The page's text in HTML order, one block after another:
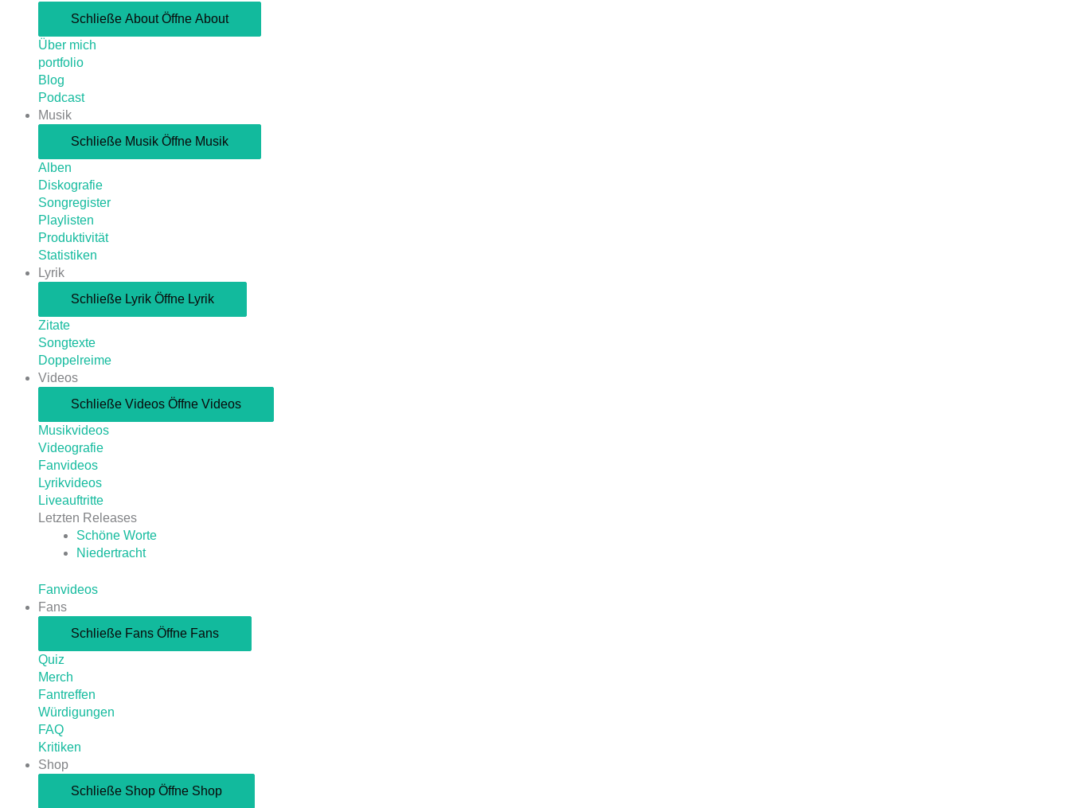
Schließe About Öffne About
Über mich
portfolio
Blog
Podcast
Musik
Schließe Musik Öffne Musik
Alben
Diskografie
Songregister
Playlisten
Produktivität
Statistiken
Lyrik
Schließe Lyrik Öffne Lyrik
Zitate
Songtexte
Doppelreime
Videos
Schließe Videos Öffne Videos
Musikvideos
Videografie
Fanvideos
Lyrikvideos
Liveauftritte
Letzten Releases
Schöne Worte
Niedertracht
Fanvideos
Fans
Schließe Fans Öffne Fans
Quiz
Merch
Fantreffen
Würdigungen
FAQ
Kritiken
Shop
Schließe Shop Öffne Shop